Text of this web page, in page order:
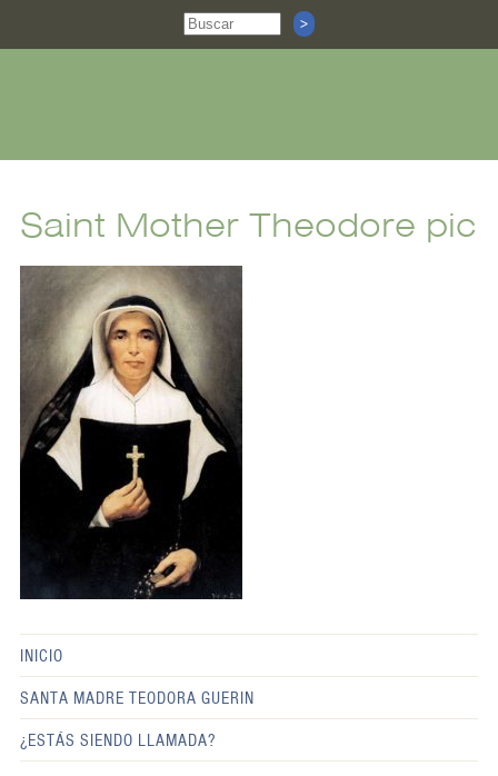
Saint Mother Theodore pic
INICIO
SANTA MADRE TEODORA GUERIN
¿ESTÁS SIENDO LLAMADA?